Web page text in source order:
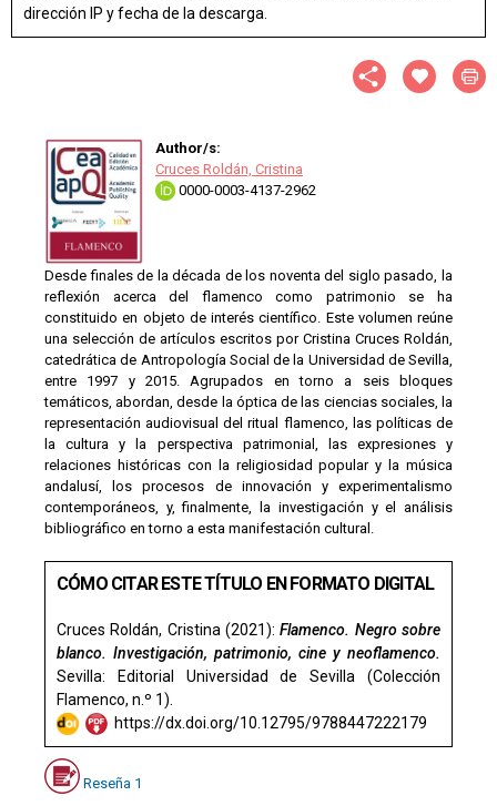
dirección IP y fecha de la descarga.
Author/s:
Cruces Roldán, Cristina
0000-0003-4137-2962
Desde finales de la década de los noventa del siglo pasado, la
reflexión acerca del flamenco como patrimonio se ha
constituido en objeto de interés científico. Este volumen reúne
una selección de artículos escritos por Cristina Cruces Roldán,
catedrática de Antropología Social de la Universidad de Sevilla,
entre 1997 y 2015. Agrupados en torno a seis bloques
temáticos, abordan, desde la óptica de las ciencias sociales, la
representación audiovisual del ritual flamenco, las políticas de
la cultura y la perspectiva patrimonial, las expresiones y
relaciones históricas con la religiosidad popular y la música
andalusí, los procesos de innovación y experimentalismo
contemporáneos, y, finalmente, la investigación y el análisis
bibliográfico en torno a esta manifestación cultural.
CÓMO CITAR ESTE TÍTULO EN FORMATO DIGITAL
Cruces Roldán, Cristina (2021): Flamenco. Negro sobre
blanco. Investigación, patrimonio, cine y neoflamenco.
Sevilla: Editorial Universidad de Sevilla (Colección
Flamenco, n.º 1).
https://dx.doi.org/10.12795/9788447222179
Reseña 1